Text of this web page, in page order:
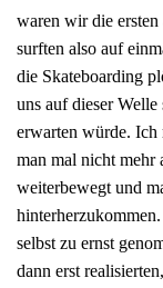
waren wir die
surften also auf
die Skateboarding
uns auf dieser
erwarten würde. Ich
man mal nicht mehr
weiterbewegt und
selbst zu ernst
dann erst